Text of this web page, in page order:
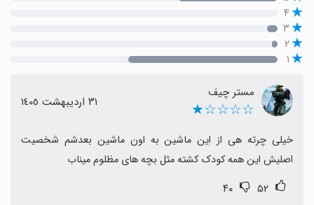
۴
۳
۲
۱
مستر چیف
☆☆☆☆★ ٣١ اردیبهشت ١٤٠٥
اصلیش این همه کودک کشته مثل بچه های مظلوم میناب
۵۲ ۴۰